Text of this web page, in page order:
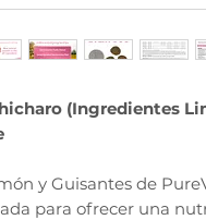
(Ingredientes
y Guisantes de
para ofrecer una